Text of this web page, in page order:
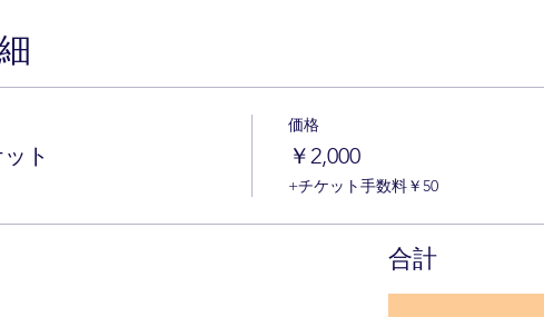
ト
価格
￥2,000
+チケット手数料￥50
合計